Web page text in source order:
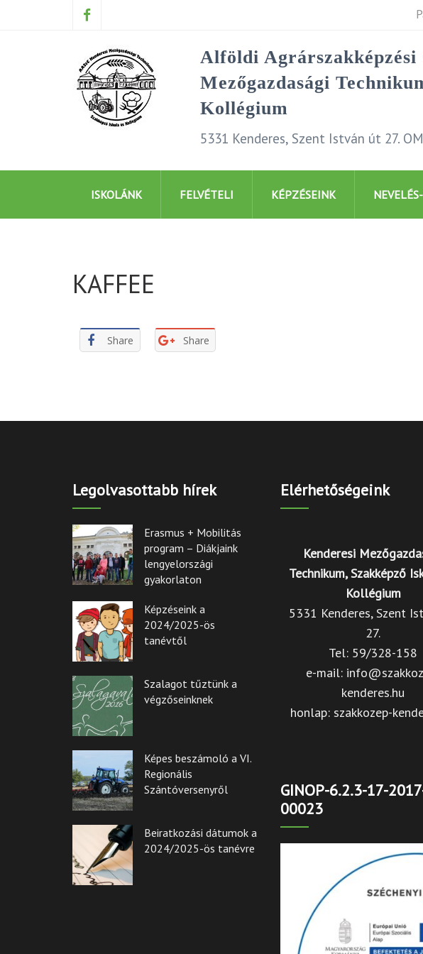
Alföldi
Mezőgazdasági
Kollégium
5331 Kenderes, Szent István út 27.
ISKOLÁNK FELVÉTELI KÉPZÉSEINK
KAFFEE
Share Share
Legolvasottabb hírek
Erasmus + Mobilitás
program – Diákjaink
lengyelországi
gyakorlaton
Képzéseink a
2024/2025-ös
tanévtől
Szalagot tűztünk a
végzőseinknek
Képes beszámoló a VI.
Regionális
Szántóversenyről
Beiratkozási dátumok a
2024/2025-ös tanévre
Elérhetőségeink
Kenderesi
Technikum, Szakképző
Kollégium
5331 Kenderes, Szent
27.
Tel: 59/328-158
e-mail:
kenderes.hu
honlap: szakkozep-
GINOP-6.2.3-17-
00023